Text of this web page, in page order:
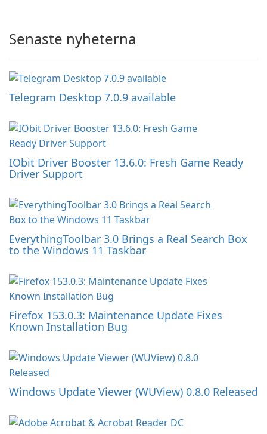
Senaste nyheterna
Telegram Desktop 7.0.9 available
IObit Driver Booster 13.6.0: Fresh Game Ready
Driver Support
EverythingToolbar 3.0 Brings a Real Search Box
to the Windows 11 Taskbar
Firefox 153.0.3: Maintenance Update Fixes
Known Installation Bug
Windows Update Viewer (WUView) 0.8.0 Released